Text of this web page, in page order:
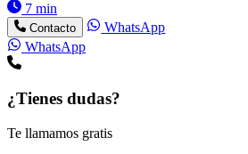
7 min
Contacto
WhatsApp
WhatsApp
¿Tienes dudas?
Te llamamos gratis